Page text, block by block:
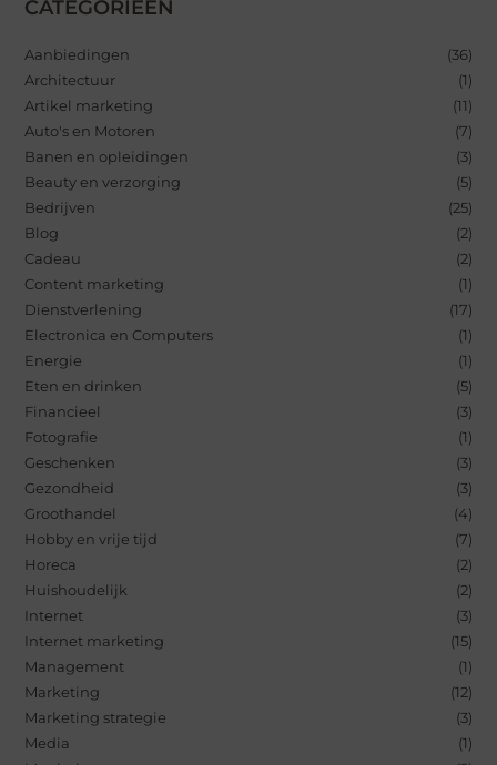
CATEGORIEËN
Aanbiedingen
(36)
Architectuur
(1)
Artikel marketing
(11)
Auto's en Motoren
(7)
Banen en opleidingen
(3)
Beauty en verzorging
(5)
Bedrijven
(25)
Blog
(2)
Cadeau
(2)
Content marketing
(1)
Dienstverlening
(17)
Electronica en Computers
(1)
Energie
(1)
Eten en drinken
(5)
Financieel
(3)
Fotografie
(1)
Geschenken
(3)
Gezondheid
(3)
Groothandel
(4)
Hobby en vrije tijd
(7)
Horeca
(2)
Huishoudelijk
(2)
Internet
(3)
Internet marketing
(15)
Management
(1)
Marketing
(12)
Marketing strategie
(3)
Media
(1)